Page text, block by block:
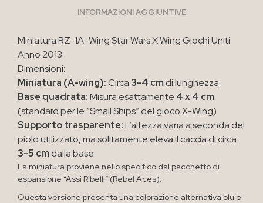
INFORMAZIONI AGGIUNTIVE
Miniatura RZ-1A-Wing Star Wars X Wing Giochi Uniti
Anno 2013
Dimensioni:
Miniatura (A-wing):Circa 3-4 cmdi lunghezza.
Base quadrata:Misura esattamente 4 x 4 cm
(standard per le “Small Ships” del gioco X-Wing)
Supporto trasparente:L’altezza varia a seconda del
piolo utilizzato, ma solitamente eleva il caccia di circa
3-5 cmdalla base
La miniatura proviene nello specifico dal pacchetto di
espansione “Assi Ribelli” (Rebel Aces).
Questa versione presenta una colorazione alternativa blu e